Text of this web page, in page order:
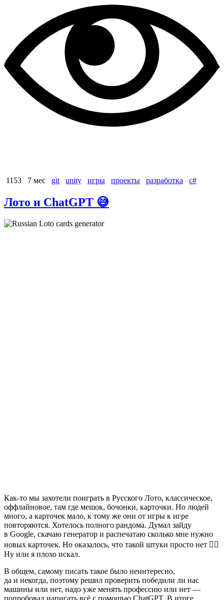
1153 7 мес git unity игры проекты разработка с#
Лото и ChatGPT 😅
Как-то мы захотели поиграть в Русского Лото, классическое,
оффлайновое, там где мешок, бочонки, карточки. Но людей
много, а карточек мало, к тому же они от игры к игре
повторяются. Хотелось полного рандома. Думал зайду
в Google, скачаю генератор и распечатаю сколько мне нужно
новых карточек. Но оказалось, что такой штуки просто нет 🤷‍♂️
Ну или я плохо искал.
В общем, самому писать такое было неинтересно,
да и некогда, поэтому решил проверить победили ли нас
машины или нет, надо уже менять профессию или нет —
попробовал написать всё с помощью ChatGPT. В итоге